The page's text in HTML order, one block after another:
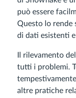
può essere
Questo lo rende
di dati esistenti
Il rilevamento
tutti i problemi.
altre pratiche